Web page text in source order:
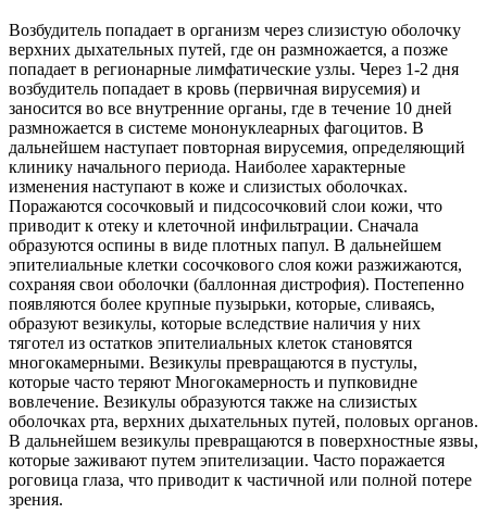
Возбудитель попадает в организм через слизистую оболочку
верхних дыхательных путей, где он размножается, а позже
попадает в регионарные лимфатические узлы. Через 1-2 дня
возбудитель попадает в кровь (первичная вирусемия) и
заносится во все внутренние органы, где в течение 10 дней
размножается в системе мононуклеарных фагоцитов. В
дальнейшем наступает повторная вирусемия, определяющий
клинику начального периода. Наиболее характерные
изменения наступают в коже и слизистых оболочках.
Поражаются сосочковый и пидсосочковий слои кожи, что
приводит к отеку и клеточной инфильтрации. Сначала
образуются оспины в виде плотных папул. В дальнейшем
эпителиальные клетки сосочкового слоя кожи разжижаются,
сохраняя свои оболочки (баллонная дистрофия). Постепенно
появляются более крупные пузырьки, которые, сливаясь,
образуют везикулы, которые вследствие наличия у них
тяготел из остатков эпителиальных клеток становятся
многокамерными. Везикулы превращаются в пустулы,
которые часто теряют Многокамерность и пупковидне
вовлечение. Везикулы образуются также на слизистых
оболочках рта, верхних дыхательных путей, половых органов.
В дальнейшем везикулы превращаются в поверхностные язвы,
которые заживают путем эпителизации. Часто поражается
роговица глаза, что приводит к частичной или полной потере
зрения.